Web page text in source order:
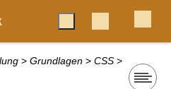
> Grundlagen > CSS >